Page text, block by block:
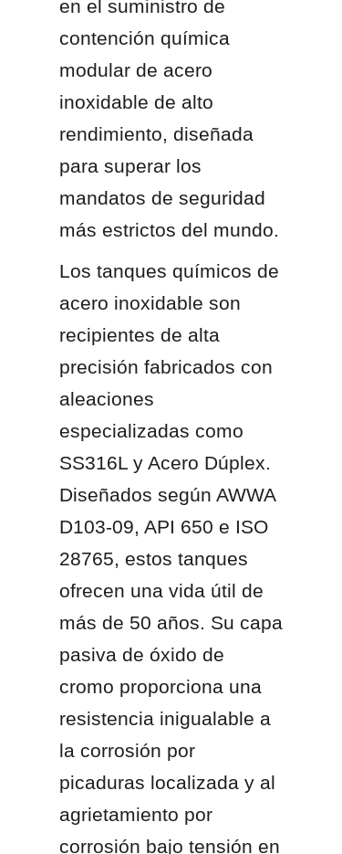
en el suministro de
contención química
modular de acero
inoxidable de alto
rendimiento, diseñada
para superar los
mandatos de seguridad
más estrictos del mundo.
Los tanques químicos de
acero inoxidable son
recipientes de alta
precisión fabricados con
aleaciones
especializadas como
SS316L y Acero Dúplex.
Diseñados según AWWA
D103-09, API 650 e ISO
28765, estos tanques
ofrecen una vida útil de
más de 50 años. Su capa
pasiva de óxido de
cromo proporciona una
resistencia inigualable a
la corrosión por
picaduras localizada y al
agrietamiento por
corrosión bajo tensión en